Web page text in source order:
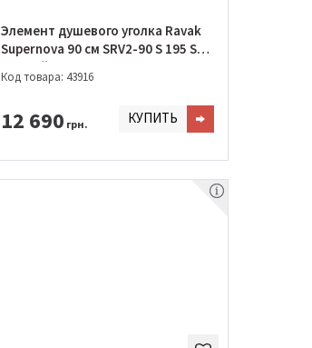
Элемент душевого уголка Ravak
Supernova 90 см SRV2-90 S 195 S
Чорний + TRANSPARENT
Код товара: 43916
12 690 грн. КУПИТЬ